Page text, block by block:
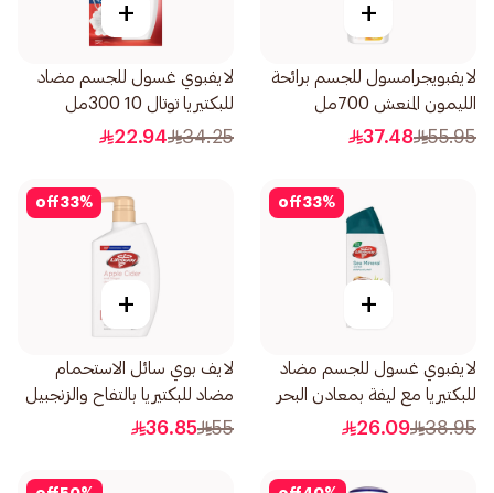
+
لايفبويجرامسول للجسم برائحة
الليمون المنعش 700مل
55.95
37.48
+
لايفبوي غسول للجسم مضاد
للبكتيريا توتال 10 300مل
34.25
22.94
33%
off
+
لايفبوي غسول للجسم مضاد
للبكتيريا مع ليفة بمعادن البحر
300مل
38.95
26.09
33%
off
+
لايف بوي سائل الاستحمام
مضاد للبكتيريا بالتفاح والزنجبيل
500مل
55
36.85